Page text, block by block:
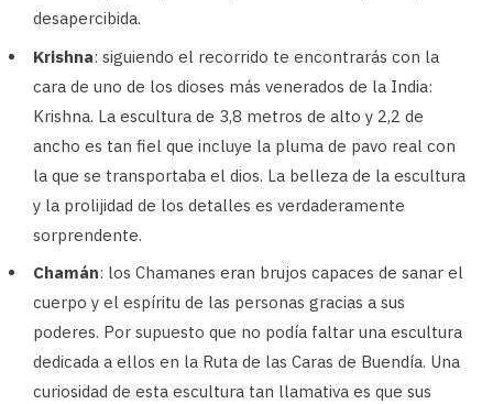
desapercibida.
Krishna: siguiendo el recorrido te encontrarás con la
cara de uno de los dioses más venerados de la India:
Krishna. La escultura de 3,8 metros de alto y 2,2 de
ancho es tan fiel que incluye la pluma de pavo real con
la que se transportaba el dios. La belleza de la escultura
y la prolijidad de los detalles es verdaderamente
sorprendente.
Chamán: los Chamanes eran brujos capaces de sanar el
cuerpo y el espíritu de las personas gracias a sus
poderes. Por supuesto que no podía faltar una escultura
dedicada a ellos en la Ruta de las Caras de Buendía. Una
curiosidad de esta escultura tan llamativa es que sus